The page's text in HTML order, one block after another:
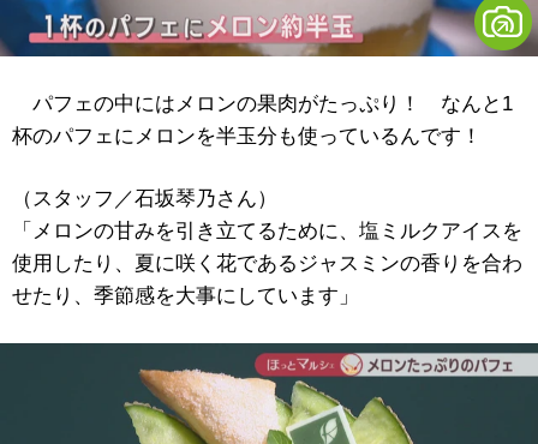
パフェの中にはメロンの果肉がたっぷり！ なんと1
杯のパフェにメロンを半玉分も使っているんです！
（スタッフ／石坂琴乃さん）
「メロンの甘みを引き立てるために、塩ミルクアイスを
使用したり、夏に咲く花であるジャスミンの香りを合わ
せたり、季節感を大事にしています」